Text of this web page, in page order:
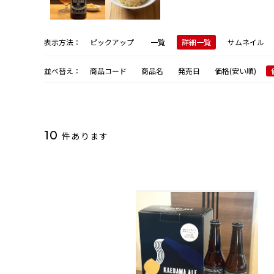
表示方法： ピックアップ 一覧 詳細一覧 サムネイル
並べ替え： 商品コード 商品名 発売日 価格(安い順)
10 件あります